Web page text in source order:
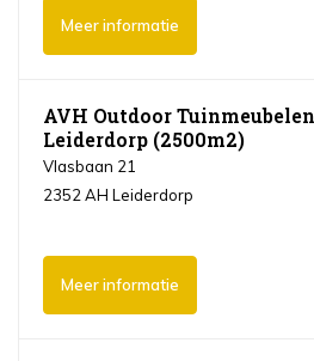
Meer informatie
AVH Outdoor
Leiderdorp (2500m2)
Vlasbaan 21
2352 AH Leiderdorp
Meer informatie